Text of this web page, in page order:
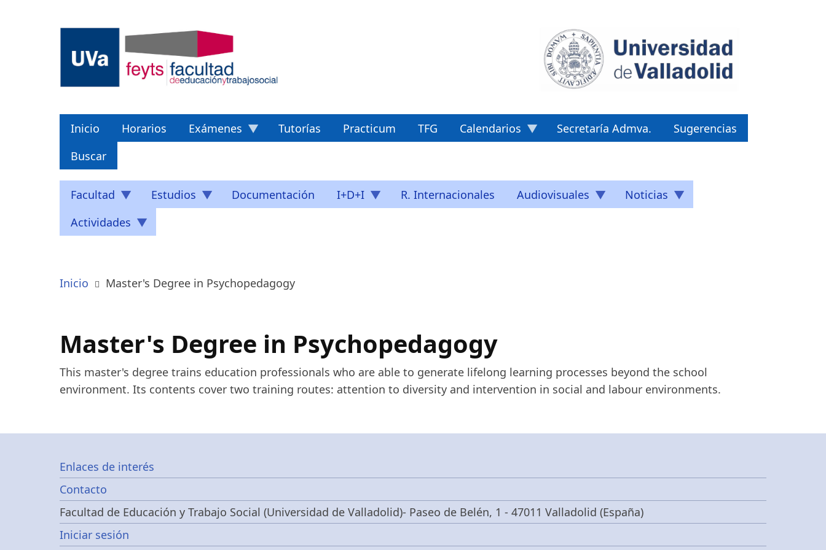
Inicio Horarios Exámenes Tutorías Practicum TFG Calendarios Secretaría Admva.
Sugerencias
Buscar
Facultad Estudios Documentación I+D+I R. Internacionales Audiovisuales
Noticias
Actividades
Inicio Master's Degree in Psychopedagogy
Master's Degree in Psychopedagogy
This master's degree trains education professionals who are able to generate lifelong learning processes beyond the school
environment. Its contents cover two training routes: attention to diversity and intervention in social and labour environments.
Footer
menu
Enlaces de interés
Contacto
Facultad de Educación y Trabajo Social (Universidad de Valladolid)- Paseo de Belén, 1 - 47011 Valladolid (España)
Menú
Iniciar sesión